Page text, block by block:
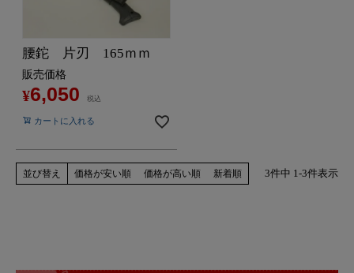
腰鉈 片刃 165ｍｍ
販売価格
¥6,050 税込
カートに入れる
並び替え 価格が安い順 価格が高い順 新着順 3件中 1-3件表示